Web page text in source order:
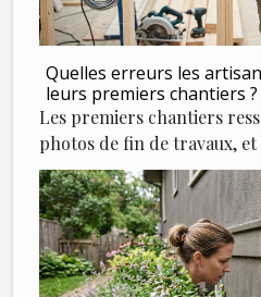
Quelles erreurs les
leurs premiers chantiers ?
Les premiers chantiers
photos de fin de travaux, et